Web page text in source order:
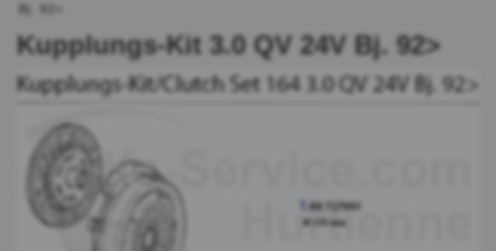
Kupplungs-Kit 3.0 QV 24V Bj. 92>